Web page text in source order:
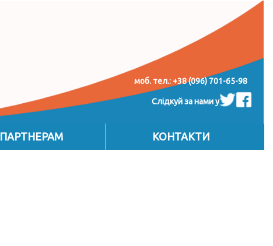
моб. тел.: +38 (096) 701-65-98
Слідкуй за нами у
ПАРТНЕРАМ КОНТАКТИ